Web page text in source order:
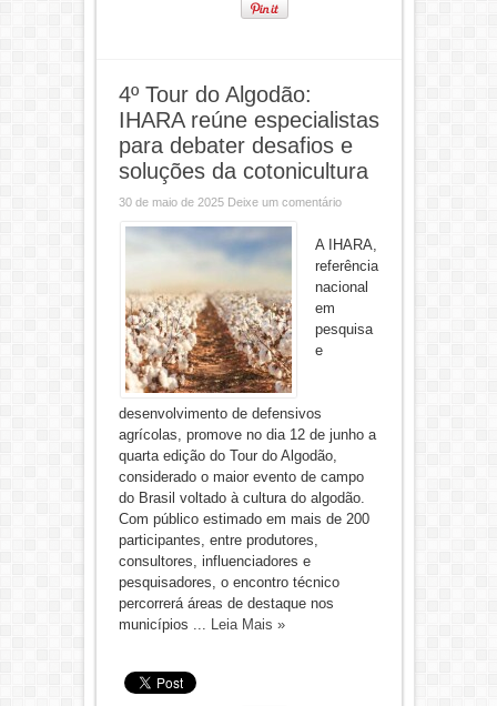
4º Tour do Algodão:
IHARA reúne especialistas
para debater desafios e
soluções da cotonicultura
30 de maio de 2025 Deixe um comentário
A IHARA,
referência
nacional
em
pesquisa
e
desenvolvimento de defensivos
agrícolas, promove no dia 12 de junho a
quarta edição do Tour do Algodão,
considerado o maior evento de campo
do Brasil voltado à cultura do algodão.
Com público estimado em mais de 200
participantes, entre produtores,
consultores, influenciadores e
pesquisadores, o encontro técnico
percorrerá áreas de destaque nos
municípios ... Leia Mais »